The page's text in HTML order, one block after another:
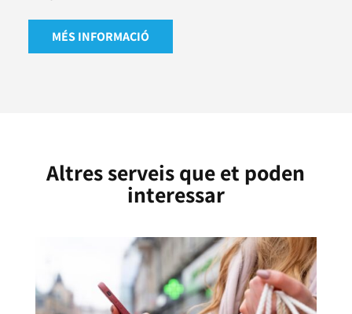
MÉS INFORMACIÓ
Altres serveis que et poden
interessar